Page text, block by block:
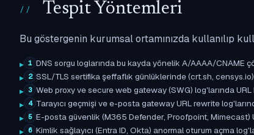
Tespit Yöntemleri
Bu göstergenin kurumsal ortamınızda kullanılıp
1 DNS sorgu loglarında bu kayda yönelik A/AAAA/CNAME
2 SSL/TLS sertifika şeffaflık günlüklerinde (crt.sh,
3 Web proxy ve secure web gateway (SWG) log'larında URL
4 Tarayıcı geçmişi ve e-posta gateway URL rewrite
5 E-posta güvenlik (M365 Defender, Proofpoint, Mimecast)
6 Kimlik sağlayıcı (Entra ID, Okta) anormal oturum açma